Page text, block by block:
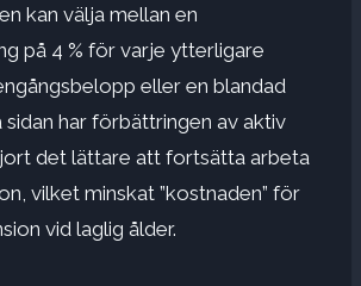
kan välja mellan en
på 4 % för varje ytterligare
eller en blandad
sidan har förbättringen av aktiv
det lättare att fortsätta arbeta
vilket minskat ”kostnaden” för
vid laglig ålder.